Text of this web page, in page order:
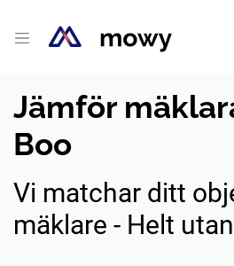
Jämför
Boo
Vi matchar ditt
mäklare - Helt